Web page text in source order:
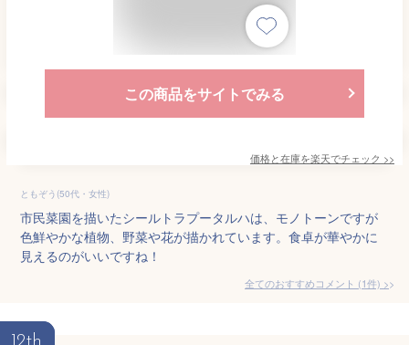
この商品をサイトでみる
価格と在庫を楽天でチェック >>
ともぞう(50代・女性)
市民菜園を描いたシールトラプータルハは、モノトーンですが
色鮮やかな植物、野菜や花が描かれています。食卓が華やかに
見えるのがいいですね！
全てのおすすめコメント (1件) >